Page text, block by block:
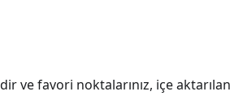
ve favori noktalarınız, içe